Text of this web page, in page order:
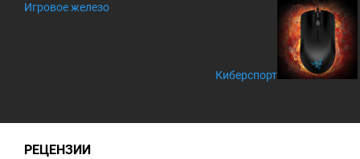
Игровое железо
Киберспорт
РЕЦЕНЗИИ